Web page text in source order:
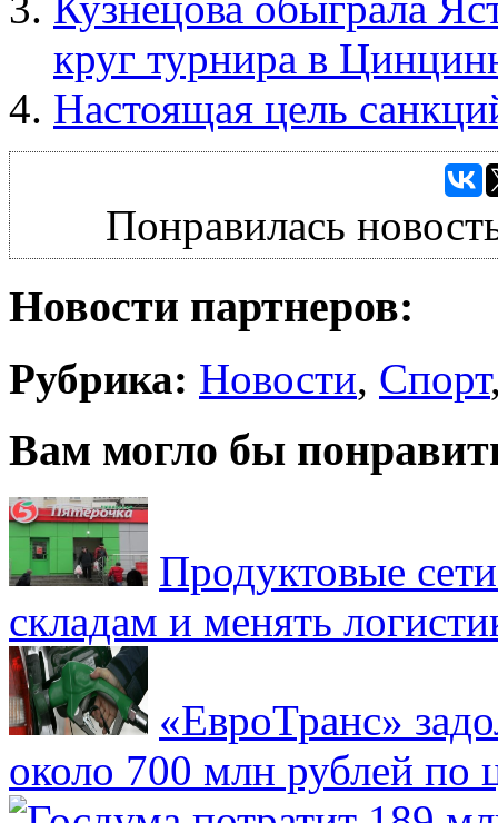
круг турнира в
Настоящая цель
Понравилась
Новости партнеров:
Рубрика: Новости, Спорт
Вам могло бы
Продуктовые
складам и менять
«ЕвроТранс»
около 700 млн рублей